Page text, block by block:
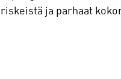
ja parhaat